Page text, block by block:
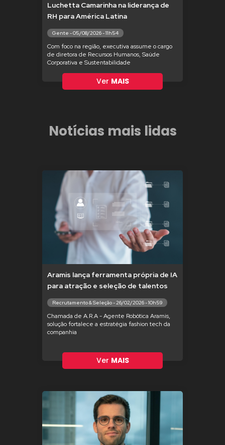
Luchetta Camarinha na liderança de
RH para América Latina
Gente - 05/08/2026 - 11h54
Com foco na região, executiva assume o cargo
de diretora de Recursos Humanos, Saúde
Corporativa e Sustentabilidade
Ver MAIS
Notícias mais lidas
Aramis lança ferramenta própria de IA
para atração e seleção de talentos
Recrutamento & Seleção - 26/02/2026 - 10h59
Chamada de A.R.A - Agente Robótica Aramis,
solução fortalece a estratégia fashion tech da
companhia
Ver MAIS